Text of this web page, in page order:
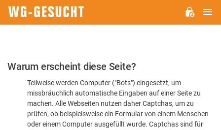
Bitte
dass
Warum erscheint diese Seite?
Teilweise werden Computer ("Bots") eingesetzt, um
missbräuchlich automatische Eingaben auf einer Seite zu
machen. Alle Webseiten nutzen daher Captchas, um zu
prüfen, ob beispielsweise ein Formular von einem Menschen
oder einem Computer ausgefüllt wurde. Captchas sind für